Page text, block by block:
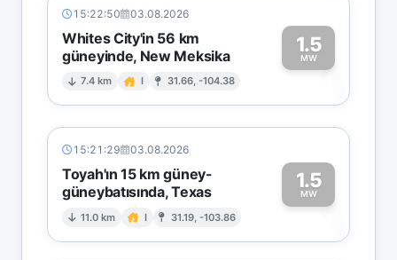
15:22:50 03.08.2026
Whites City'in 56 km
güneyinde, New Meksika
7.4 km I 31.66, -104.38
1.5
MW1
15:21:29 03.08.2026
Toyah'ın 15 km güney-
güneybatısında, Texas
11.0 km I 31.19, -103.86
1.5
MW1